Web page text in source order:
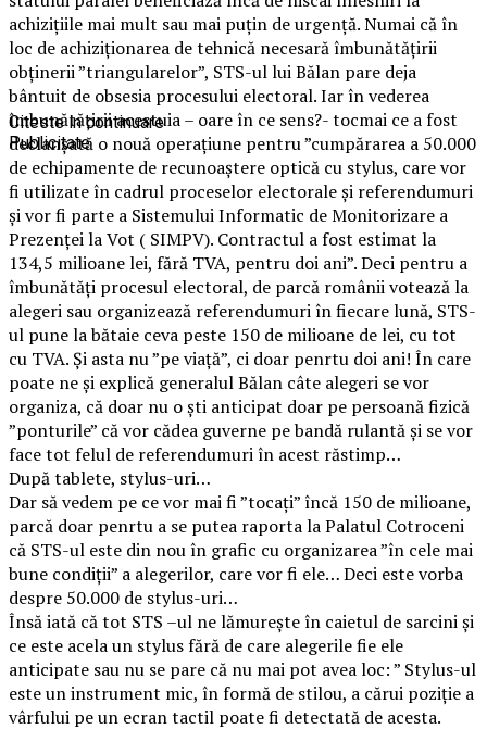
achizițiile mai mult sau mai puțin de urgență. Numai că în
loc de achiziționarea de tehnică necesară îmbunătățirii
obținerii ”triangularelor”, STS-ul lui Bălan pare deja
bântuit de obsesia procesului electoral. Iar în vederea
îmbunătățirii acestuia – oare în ce sens?- tocmai ce a fost
declanșată o nouă operațiune pentru ”cumpărarea a 50.000
de echipamente de recunoaștere optică cu stylus, care vor
fi utilizate în cadrul proceselor electorale și referendumuri
și vor fi parte a Sistemului Informatic de Monitorizare a
Prezenței la Vot ( SIMPV). Contractul a fost estimat la
134,5 milioane lei, fără TVA, pentru doi ani”. Deci pentru a
îmbunătăți procesul electoral, de parcă românii votează la
alegeri sau organizează referendumuri în fiecare lună, STS-
ul pune la bătaie ceva peste 150 de milioane de lei, cu tot
cu TVA. Și asta nu ”pe viață”, ci doar penrtu doi ani! În care
poate ne și explică generalul Bălan câte alegeri se vor
organiza, că doar nu o ști anticipat doar pe persoană fizică
”ponturile” că vor cădea guverne pe bandă rulantă și se vor
face tot felul de referendumuri în acest răstimp…
După tablete, stylus-uri…
Dar să vedem pe ce vor mai fi ”tocați” încă 150 de milioane,
parcă doar penrtu a se putea raporta la Palatul Cotroceni
că STS-ul este din nou în grafic cu organizarea ”în cele mai
bune condiții” a alegerilor, care vor fi ele… Deci este vorba
despre 50.000 de stylus-uri…
Însă iată că tot STS –ul ne lămurește în caietul de sarcini și
ce este acela un stylus fără de care alegerile fie ele
anticipate sau nu se pare că nu mai pot avea loc: ” Stylus-ul
este un instrument mic, în formă de stilou, a cărui poziție a
vârfului pe un ecran tactil poate fi detectată de acesta.
Citeste in continuare
Publicitate